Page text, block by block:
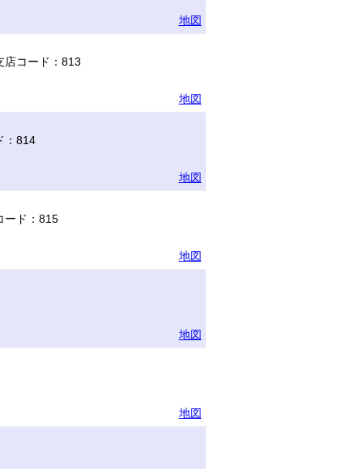
地図
コード：813
地図
：814
地図
ド：815
地図
地図
地図